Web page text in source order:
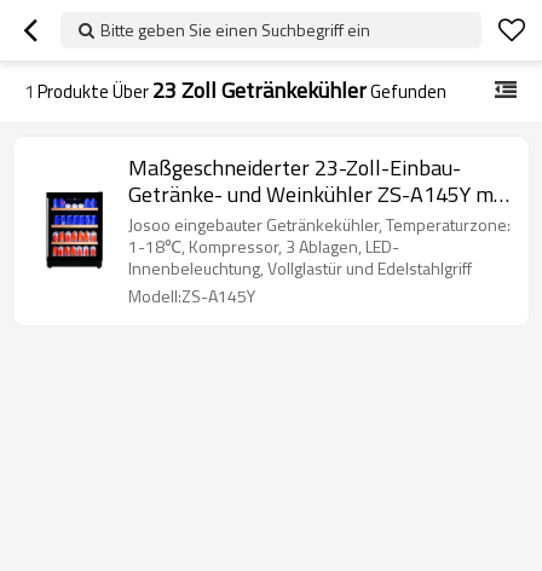
Bitte geben Sie einen Suchbegriff ein
1 Produkte Über23 Zoll GetränkekühlerGefunden
Maßgeschneiderter 23-Zoll-Einbau-
Getränke- und Weinkühler ZS-A145Y mit
148 Dosen für die Getränke- und
Weinlagerung mit Getränkeregal und
Holzleiste und Vollglastür
Josoo eingebauter Getränkekühler, Temperaturzone:
1-18℃, Kompressor, 3 Ablagen, LED-
Innenbeleuchtung, Vollglastür und Edelstahlgriff
Modell:ZS-A145Y